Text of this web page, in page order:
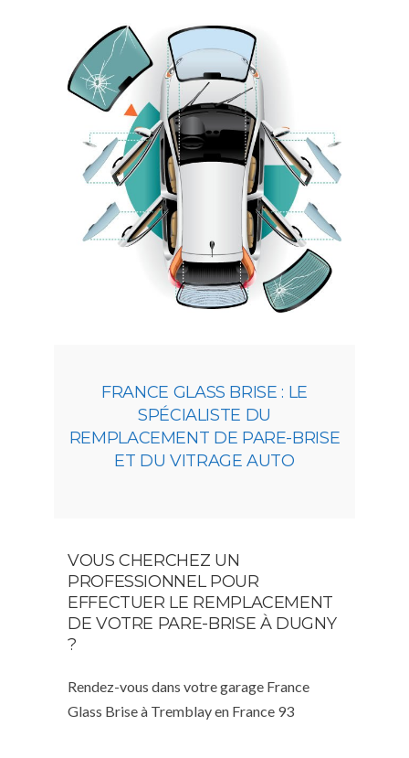
FRANCE GLASS BRISE : LE
SPÉCIALISTE DU
REMPLACEMENT DE PARE-BRISE
ET DU VITRAGE AUTO
VOUS CHERCHEZ UN
PROFESSIONNEL POUR
EFFECTUER LE REMPLACEMENT
DE VOTRE PARE-BRISE À DUGNY
?
Rendez-vous dans votre garage France
Glass Brise à Tremblay en France 93